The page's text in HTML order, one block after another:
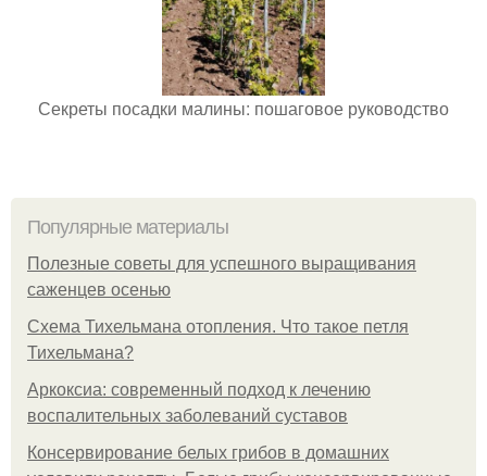
Секреты посадки малины: пошаговое руководство
Популярные материалы
Полезные советы для успешного выращивания
саженцев осенью
Схема Тихельмана отопления. Что такое петля
Тихельмана?
Аркоксиа: современный подход к лечению
воспалительных заболеваний суставов
Консервирование белых грибов в домашних